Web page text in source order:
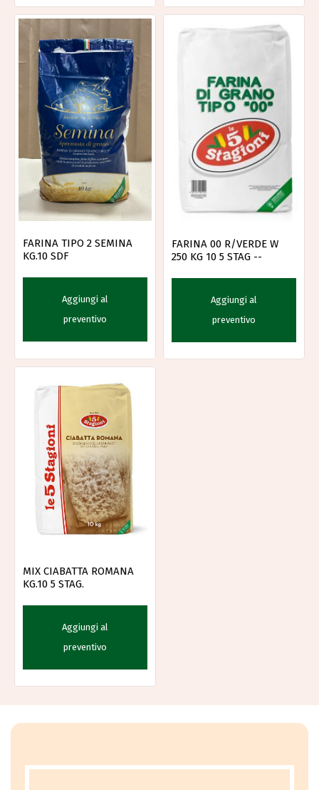
FARINA TIPO 2 SEMINA
KG.10 SDF
Aggiungi al
preventivo
FARINA 00 R/VERDE W
250 KG 10 5 STAG --
Aggiungi al
preventivo
MIX CIABATTA ROMANA
KG.10 5 STAG.
Aggiungi al
preventivo